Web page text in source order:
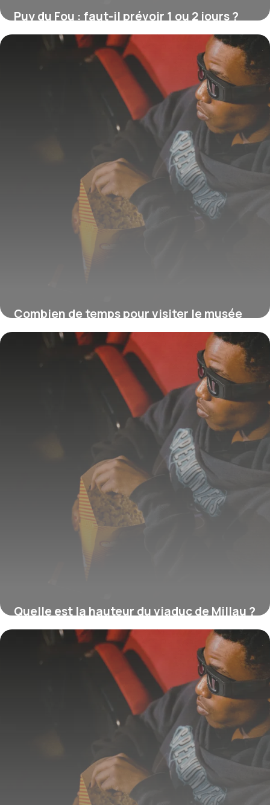
Puy du Fou : faut-il prévoir 1 ou 2 jours ?
16 juillet 2026
Combien de temps pour visiter le musée
d’Orsay ?
Quelle est la hauteur du viaduc de Millau ?
16 juillet 2026